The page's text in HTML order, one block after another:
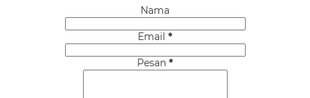
Nama
Email *
Pesan *